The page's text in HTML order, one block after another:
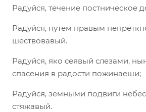
Радуйся, течение постническое
Радуйся, путем правым
шествовавый.
Радуйся, яко сеявый слезами,
спасения в радости пожинаеши;
Радуйся, земными подвиги
стяжавый.